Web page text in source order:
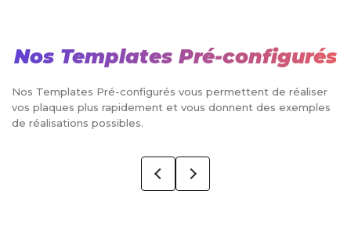
Nos Templates Pré-configurés
Nos Templates Pré-configurés vous permettent de réaliser
vos plaques plus rapidement et vous donnent des exemples
de réalisations possibles.